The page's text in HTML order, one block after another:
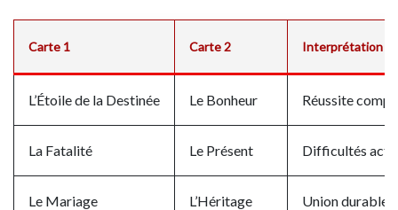
Carte 1 Carte 2 Interprétation
L’Étoile de la Destinée Le Bonheur Réussite
La Fatalité Le Présent Difficultés
Le Mariage L’Héritage Union durable